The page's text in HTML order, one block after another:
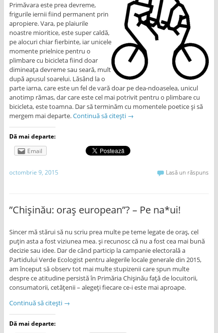
Primăvara este prea devreme,
frigurile iernii fiind permanent prin
apropiere. Vara, pe plaiurile
noastre mioritice, este super caldă,
pe alocuri chiar fierbinte, iar unicele
momente prielnice pentru o
plimbare cu bicicleta fiind doar
dimineața devreme sau seară, mult
după apusul soarelui. Lăsând la o
parte iarna, care este un fel de vară doar pe dea-ndoaselea, unicul
anotimp rămas, dar care este cel mai potrivit pentru o plimbare cu
bicicleta, este toamna. Dar să terminăm cu momentele poetice și să
mergem mai departe.Continuă să citești →
Dă mai departe:
Email
octombrie 9, 2015 Lasă un răspuns
”Chișinău: oraș european”? – Pe na*ui!
Sincer mă stărui să nu scriu prea multe pe teme legate de oraș, cel
puțin asta a fost viziunea mea. și recunosc că nu a fost cea mai bună
decizie sau idee. Dar de când particip la campanie electorală a
Partidului Verde Ecologist pentru alegerile locale generale din 2015,
am început să observ tot mai multe stupizenii care spun multe
despre ce atitudine persistă în Primăria Chișinău față de locuitorii,
consumatorii, cetățenii – alegeți fiecare ce-i este mai aproape.
Continuă să citești →
Dă mai departe: